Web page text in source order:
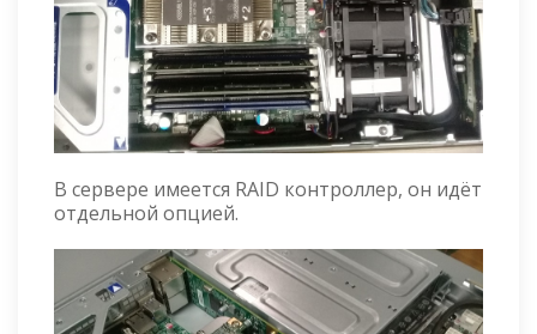
В сервере имеется RAID контроллер, он идёт
отдельной опцией.